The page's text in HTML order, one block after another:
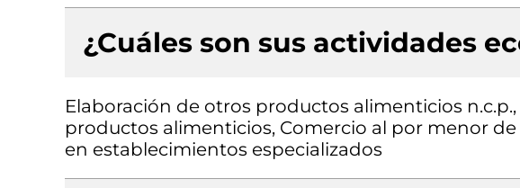
¿Cuáles son sus actividades
Elaboración de otros productos alimenticios
productos alimenticios, Comercio al por menor
en establecimientos especializados